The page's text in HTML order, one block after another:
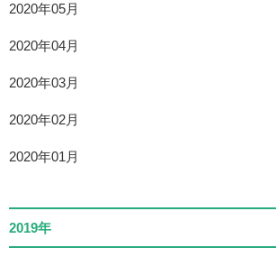
2020年05月
2020年04月
2020年03月
2020年02月
2020年01月
2019年